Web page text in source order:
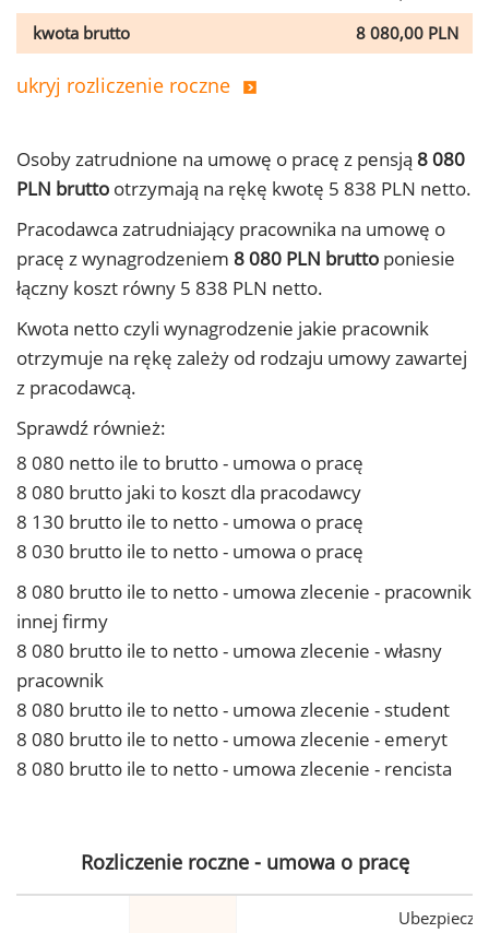
kwota brutto
8 080,00 PLN
ukryj rozliczenie roczne
Osoby zatrudnione na umowę o pracę z pensją 8 080
PLN brutto otrzymają na rękę kwotę 5 838 PLN netto.
Pracodawca zatrudniający pracownika na umowę o
pracę z wynagrodzeniem 8 080 PLN brutto poniesie
łączny koszt równy 5 838 PLN netto.
Kwota netto czyli wynagrodzenie jakie pracownik
otrzymuje na rękę zależy od rodzaju umowy zawartej
z pracodawcą.
Sprawdź również:
8 080 netto ile to brutto - umowa o pracę
8 080 brutto jaki to koszt dla pracodawcy
8 130 brutto ile to netto - umowa o pracę
8 030 brutto ile to netto - umowa o pracę
8 080 brutto ile to netto - umowa zlecenie - pracownik
innej firmy
8 080 brutto ile to netto - umowa zlecenie - własny
pracownik
8 080 brutto ile to netto - umowa zlecenie - student
8 080 brutto ile to netto - umowa zlecenie - emeryt
8 080 brutto ile to netto - umowa zlecenie - rencista
Rozliczenie roczne - umowa o pracę